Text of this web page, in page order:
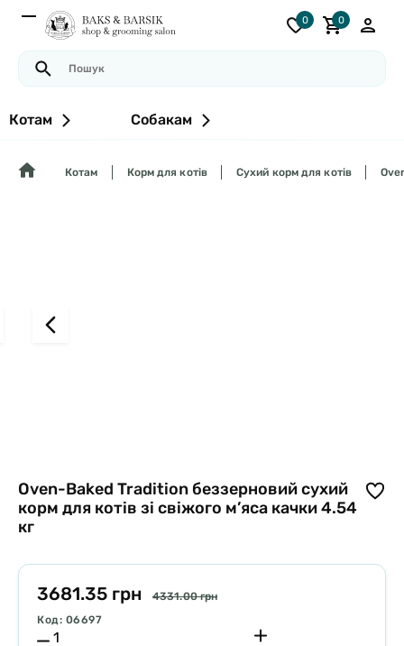
0 0
Котам Собакам
Котам Корм для котів Сухий корм для котів
Oven-Baked Tradition беззерновий сухий
корм для котів зі свіжого м’яса качки 4.54
кг
3681.35 грн
4331.00 грн
Код: 06697